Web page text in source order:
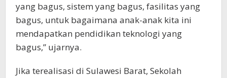
yang bagus, sistem yang bagus, fasilitas yang
bagus, untuk bagaimana anak-anak kita ini
mendapatkan pendidikan teknologi yang
bagus,” ujarnya.
Jika terealisasi di Sulawesi Barat, Sekolah